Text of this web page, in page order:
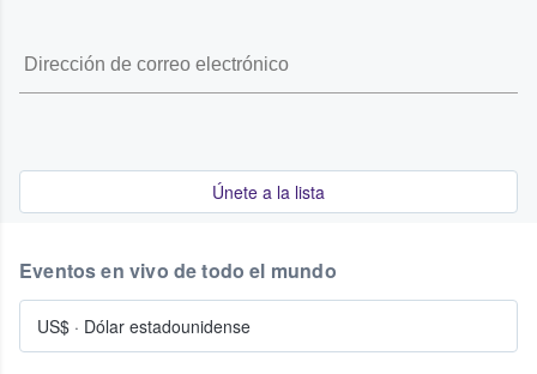
Únete a la lista
Eventos en vivo de todo el mundo
US$ · Dólar estadounidense